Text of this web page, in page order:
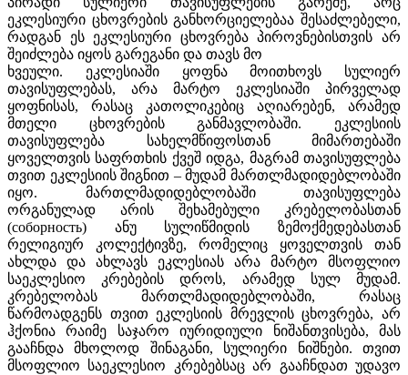
ეკლესიური ცხოვრების განხორციელებაა შესაძლებელი,
რადგან ეს ეკლესიური ცხოვრება პიროვნებისთვის არ
შეიძლება იყოს გარეგანი და თავს მო
ხვეული. ეკლესიაში ყოფნა მოითხოვს სულიერ
თავისუფლებას, არა მარტო ეკლესიაში პირველად
ყოფნისას, რასაც კათოლიკებიც აღიარებენ, არამედ
მთელი ცხოვრების განმავლობაში. ეკლესიის
თავისუფლება სახელმწიფოსთან მიმართებაში
ყოველთვის საფრთხის ქვეშ იდგა, მაგრამ თავისუფლება
თვით ეკლესიის შიგნით – მუდამ მართლმადიდებლობაში
იყო. მართლმადიდებლობაში თავისუფლება
ორგანულად არის შეხამებული კრებელობასთან
(соборность) ანუ სულიწმიდის ზემოქმედებასთან
რელიგიურ კოლექტივზე, რომელიც ყოველთვის თან
ახლდა და ახლავს ეკლესიას არა მარტო მსოფლიო
საეკლესიო კრებების დროს, არამედ სულ მუდამ.
კრებელობას მართლმადიდებლობაში, რასაც
წარმოადგენს თვით ეკლესიის მრევლის ცხოვრება, არ
ჰქონია რაიმე საჯარო იურიდიული ნიშანთვისება, მას
გააჩნდა მხოლოდ შინაგანი, სულიერი ნიშნები. თვით
მსოფლიო საეკლესიო კრებებსაც არ გააჩნდათ უდავო